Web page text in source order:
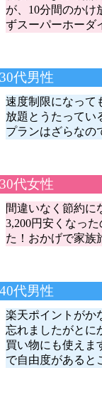
が、10分間のかけ
ずスーパーホーダ
30代男性
速度制限になって
放題とうたってい
プランはざらなの
30代女性
間違いなく節約に
3,200円安くなっ
た！おかげで家族
40代男性
楽天ポイントがか
忘れましたがとに
買い物にも使えま
で自由度があると